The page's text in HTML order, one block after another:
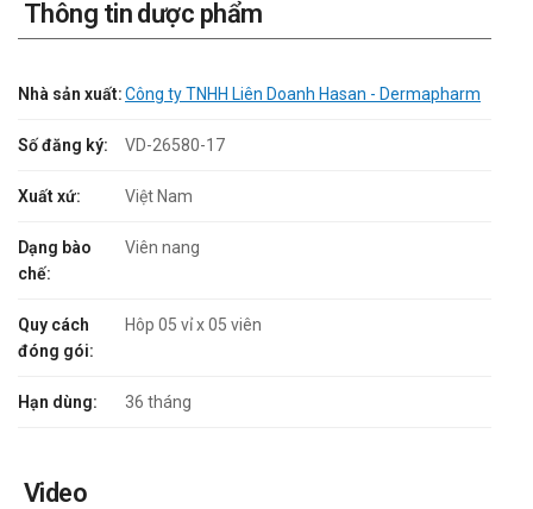
Thông tin dược phẩm
Nhà sản xuất:Công ty TNHH Liên Doanh Hasan - Dermapharm
Số đăng ký: VD-26580-17
Xuất xứ: Việt Nam
Dạng bào
chế:
Viên nang
Quy cách
đóng gói:
Hôp 05 vỉ x 05 viên
Hạn dùng: 36 tháng
Video